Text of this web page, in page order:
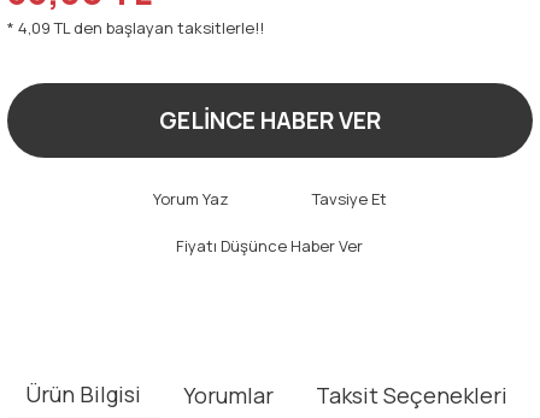
* 4,09 TL den başlayan taksitlerle!!
GELİNCE HABER VER
Yorum Yaz Tavsiye Et
Fiyatı Düşünce Haber Ver
Ürün Bilgisi Yorumlar Taksit Seçenekleri